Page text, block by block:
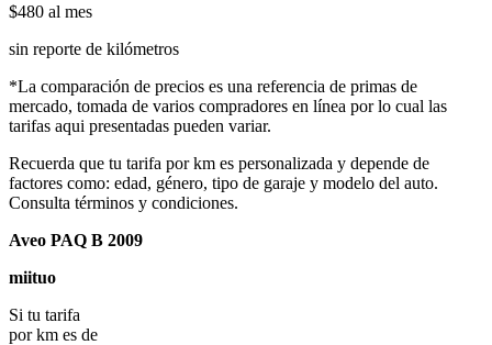
$480 al mes
sin reporte de kilómetros
*La comparación de precios es una referencia de primas de
mercado, tomada de varios compradores en línea por lo cual las
tarifas aqui presentadas pueden variar.
Recuerda que tu tarifa por km es personalizada y depende de
factores como: edad, género, tipo de garaje y modelo del auto.
Consulta términos y condiciones.
Aveo PAQ B 2009
miituo
Si tu tarifa
por km es de